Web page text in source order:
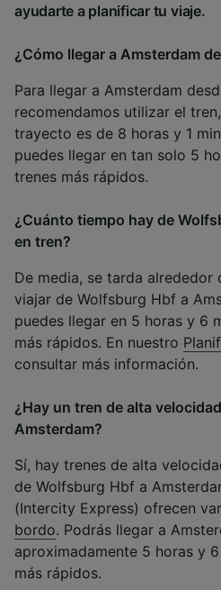
ayudarte a planificar tu viaje.
¿Cómo llegar a Amsterdam
Para llegar a Amsterdam
recomendamos utilizar el
trayecto es de 8 horas y 1
puedes llegar en tan solo 5
trenes más rápidos.
¿Cuánto tiempo hay de
en tren?
De media, se tarda alrededor
viajar de Wolfsburg Hbf a
puedes llegar en 5 horas y 6
más rápidos. En nuestro
consultar más información.
¿Hay un tren de alta
Amsterdam?
Sí, hay trenes de alta
de Wolfsburg Hbf a
(Intercity Express) ofrecen
bordo. Podrás llegar a
aproximadamente 5 horas y
más rápidos.